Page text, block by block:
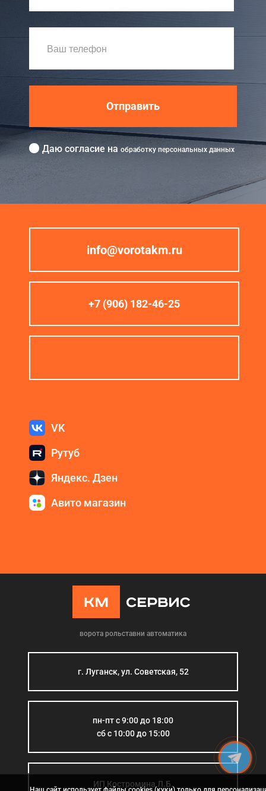
Отправить
Даю согласие на обработку персональных данных
info@vorotakm.ru
+7 (906) 182-46-25
VK
Рутуб
Яндекс. Дзен
Авито магазин
ворота рольставни автоматика
г. Луганск, ул. Советская, 52
пн-пт с 9:00 до 18:00
сб с 10:00 до 15:00
ИП Костромина Л.Б.